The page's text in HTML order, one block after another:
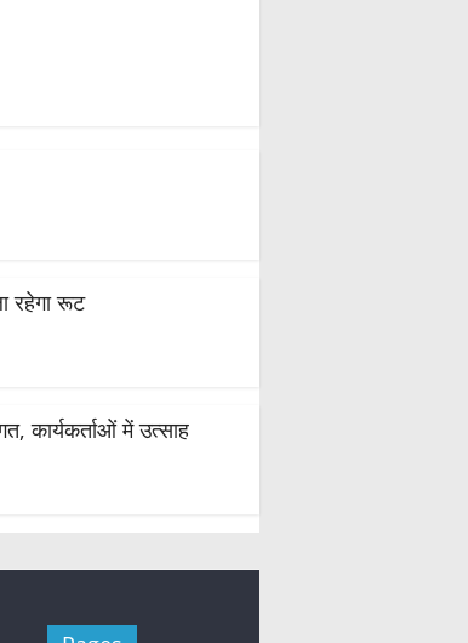
रहेगा रूट
कार्यकर्ताओं में उत्साह